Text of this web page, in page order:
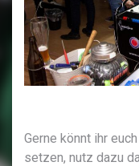
Gerne könnt ihr
setzen, nutz dazu